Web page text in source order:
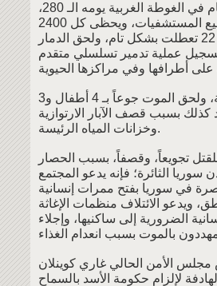
لقد تخطى الحصار المفروض على معضمية الشام في الغوطة الغربية يومه الـ 280،
وفاق عدد الشهداء الـ 700 شهيد، وتعطلت جميع المستشفيات، ويحظى كل 2400
شخص برعاية طبيب واحد فقط، والمدارس الـ 22 تعطلت بشكل تام، ولحق الدمار
ذلك تسجيل عملية تدمير تسلسلي متقدم
انعدمت المواد الغذائية بشكل كامل في المدينة، ولحق الموت جوعاً بـ 4 أطفال و3
بسبب قصف الآبار الارتوازية
وخزانات المياه الرئيسة.
تجويعاً، وقصفاً، بسبب الحصار
الثائرة؛ فإنه يدعو المجتمع
في سوريا بفتح ممرات إنسانية
ويدعو الائتلاف منظمات الإغاثة
الضرورية إلى ساكنيها، وإجلاء
الأمن الحالي غاري كوينلان
لإلزام حكومة الأسد بالسماح